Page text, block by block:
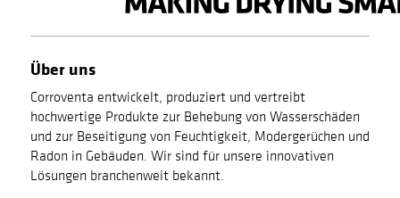
Über uns
Corroventa entwickelt, produziert und vertreibt
hochwertige Produkte zur Behebung von Wasserschäden
und zur Beseitigung von Feuchtigkeit, Modergerüchen und
Radon in Gebäuden. Wir sind für unsere innovativen
Lösungen branchenweit bekannt.